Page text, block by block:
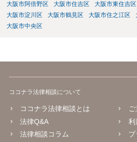
大阪市阿倍野区
大阪市住吉区 大阪市東住吉区
大阪市淀川区
大阪市鶴見区 大阪市住之江区
大阪市中央区
ココナラ法律相談について
ココナラ法律相談とは
法律Q&A
法律相談コラム
利